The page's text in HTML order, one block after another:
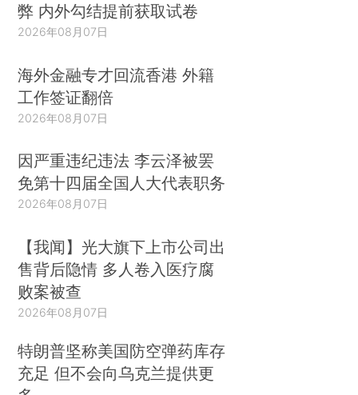
弊 内外勾结提前获取试卷
2026年08月07日
海外金融专才回流香港 外籍
工作签证翻倍
2026年08月07日
因严重违纪违法 李云泽被罢
免第十四届全国人大代表职务
2026年08月07日
【我闻】光大旗下上市公司出
售背后隐情 多人卷入医疗腐
败案被查
2026年08月07日
特朗普坚称美国防空弹药库存
充足 但不会向乌克兰提供更